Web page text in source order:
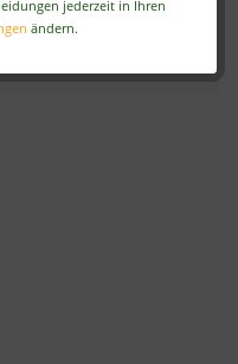
jederzeit in Ihren
ändern.